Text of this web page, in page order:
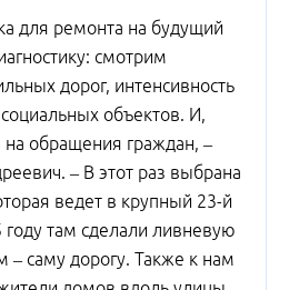
для ремонта на будущий
смотрим
дорог, интенсивность
объектов. И,
на обращения граждан, –
– В этот раз выбрана
ведет в крупный 23-й
там сделали ливневую
– саму дорогу. Также к нам